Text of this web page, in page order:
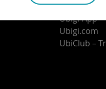
Ubigi-
Ubigi-App
Ubigi.com
UbiClub –